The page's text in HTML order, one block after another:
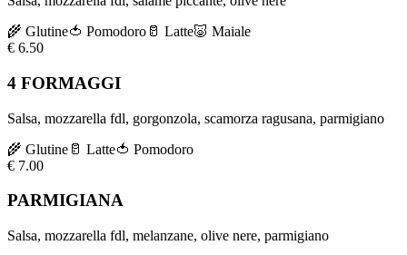
🌾 Glutine🍅 Pomodoro 🥛 Latte🐷 Maiale
€ 6.50
4 FORMAGGI
Salsa, mozzarella fdl, gorgonzola, scamorza ragusana, parmigiano
🌾 Glutine 🥛 Latte🍅 Pomodoro
€ 7.00
PARMIGIANA
Salsa, mozzarella fdl, melanzane, olive nere, parmigiano